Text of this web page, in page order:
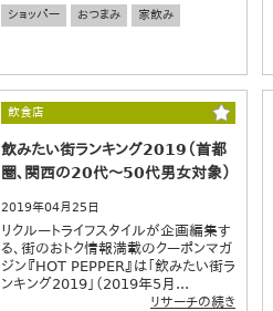
ショッパー
おつまみ 家飲み
飲食店
飲みたい街ランキング2019（首都
圏、関西の20代～50代男女対象）
2019年04月25日
リクルートライフスタイルが企画編集す
る、街のおトク情報満載のクーポンマガ
ジン『HOT PEPPER』は「飲みたい街ラ
ンキング2019」（2019年5月...
リサーチの続き